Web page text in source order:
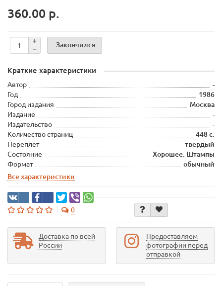
360.00 р.
Закончился
Краткие характеристики
Автор
-
Год
1986
Город издания
Москва
Издание
-
Издательство
-
Количество страниц
448 с.
Переплет
твердый
Состояние
Хорошее. Штампы
Формат
обычный
Все характеристики
0
Доставка по всей
России
Предоставляем
фотографии перед
отправкой